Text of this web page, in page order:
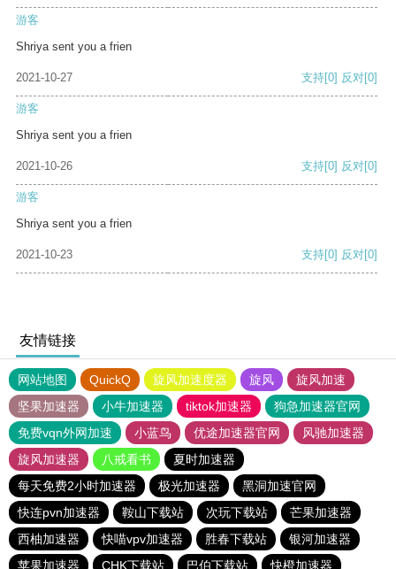
游客
Shriya sent you a frien
2021-10-27 支持[0] 反对[0]
游客
Shriya sent you a frien
2021-10-26 支持[0] 反对[0]
游客
Shriya sent you a frien
2021-10-23 支持[0] 反对[0]
友情链接
网站地图 QuickQ 旋风加速度器 旋风
旋风加速
坚果加速器
小牛加速器 tiktok加速器
狗急加速器官网
免费vqn外网加速
小蓝鸟 优途加速器官网
风驰加速器
旋风加速器
八戒看书
夏时加速器
每天免费2小时加速器
极光加速器
黑洞加速官网
快连pvn加速器
鞍山下载站 次玩下载站
芒果加速器
西柚加速器
快喵vpv加速器 胜春下载站
银河加速器
苹果加速器
CHK下载站 巴伯下载站 快橙加速器